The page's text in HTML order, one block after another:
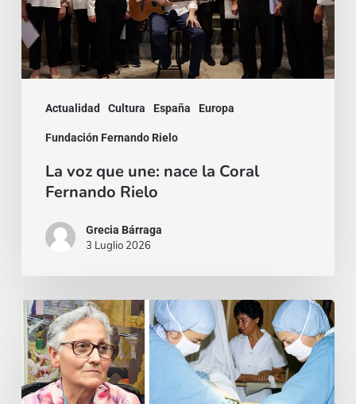
Actualidad Cultura España Europa
Fundación Fernando Rielo
la
Coral
Fernando
La voz que une: nace la Coral
Fernando Rielo
Grecia Bárraga
3 Luglio 2026
La
ambición
de
los